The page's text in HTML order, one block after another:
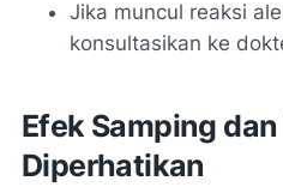
Jika muncul reaksi
konsultasikan ke
Efek Samping
Diperhatikan